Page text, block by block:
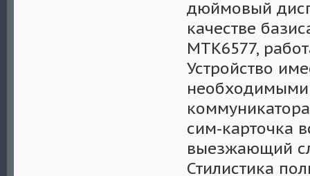
дюймовый
качестве
MTK6577,
Устройство
сим-карточка
выезжающий
Стилистика